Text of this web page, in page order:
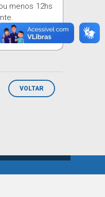
menos 12hs
VOLTAR